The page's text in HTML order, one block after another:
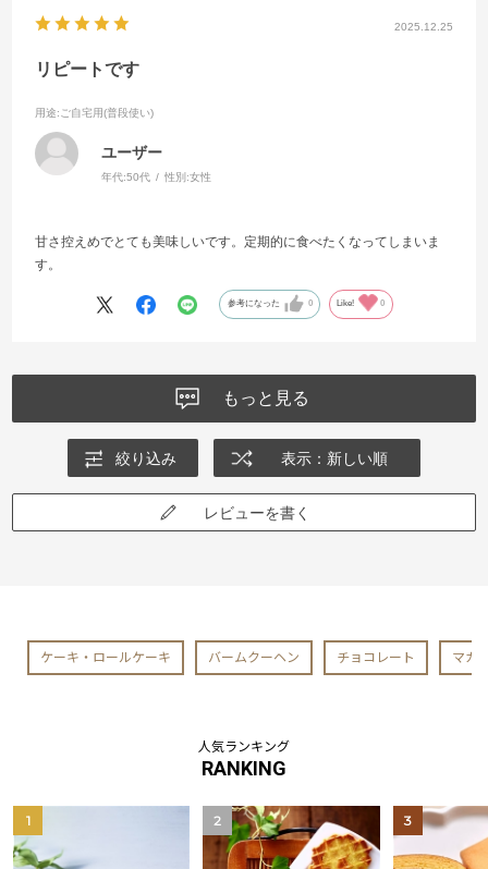
2025.12.25
リピートです
用途:ご自宅用(普段使い)
ユーザー
年代:50代 性別:女性
甘さ控えめでとても美味しいです。定期的に食べたくなってしまいま
す。
参考になった 0 Like! 0
もっと見る
絞り込み 表示：新しい順
レビューを書く
ケーキ・ロールケーキ バームクーヘン チョコレート マカ
人気ランキング
RANKING
1 2 3